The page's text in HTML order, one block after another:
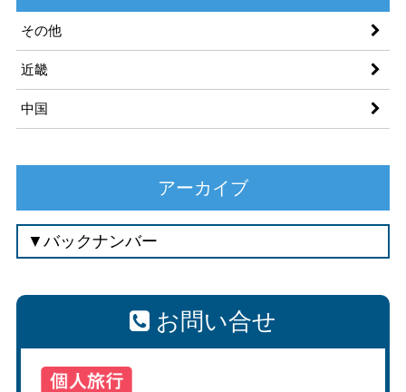
その他
近畿
中国
アーカイブ
お問い合せ